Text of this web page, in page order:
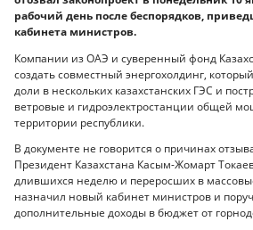
рабочий день после беспорядков,
кабинета министров.
Компании из ОАЭ и суверенный фонд
создать совместный энергохолдинг,
доли в нескольких казахстанских ГЭС и
ветровые и гидроэлектростанции общей
территории республики.
В документе не говорится о причинах
Президент Казахстана Касым-Жомарт
длившихся неделю и переросших в
назначил новый кабинет министров и
дополнительные доходы в бюджет от